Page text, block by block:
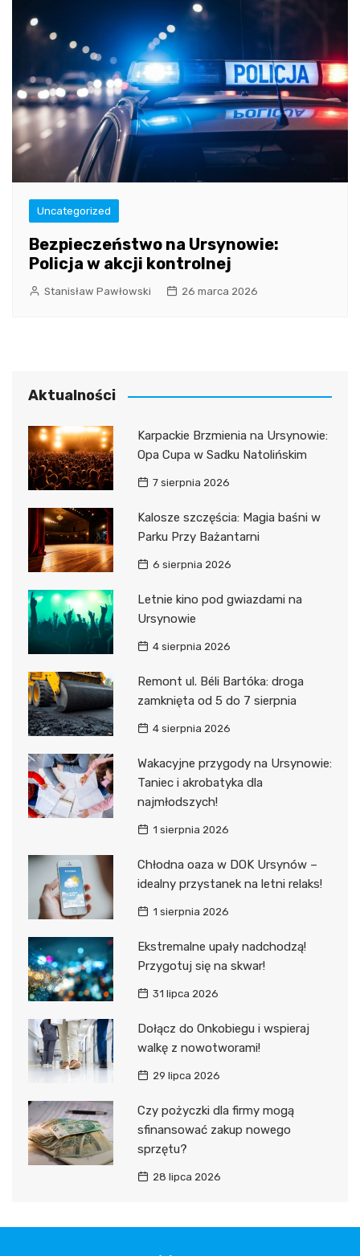
Uncategorized
Bezpieczeństwo na Ursynowie:
Policja w akcji kontrolnej
Stanisław Pawłowski 26 marca 2026
Aktualności
Karpackie Brzmienia na Ursynowie:
Opa Cupa w Sadku Natolińskim
7 sierpnia 2026
Kalosze szczęścia: Magia baśni w
Parku Przy Bażantarni
6 sierpnia 2026
Letnie kino pod gwiazdami na
Ursynowie
4 sierpnia 2026
Remont ul. Béli Bartóka: droga
zamknięta od 5 do 7 sierpnia
4 sierpnia 2026
Wakacyjne przygody na Ursynowie:
Taniec i akrobatyka dla
najmłodszych!
1 sierpnia 2026
Chłodna oaza w DOK Ursynów –
idealny przystanek na letni relaks!
1 sierpnia 2026
Ekstremalne upały nadchodzą!
Przygotuj się na skwar!
31 lipca 2026
Dołącz do Onkobiegu i wspieraj
walkę z nowotworami!
29 lipca 2026
Czy pożyczki dla firmy mogą
sfinansować zakup nowego
sprzętu?
28 lipca 2026